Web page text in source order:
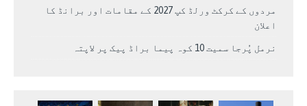
مردوں کے کرکٹ ورلڈ کپ 2027 کے مقامات اور برانڈ کا
اعلان
نرمل پُرجا سمیت 10 کوہ پیما براڈ پیک پر لاپتہ